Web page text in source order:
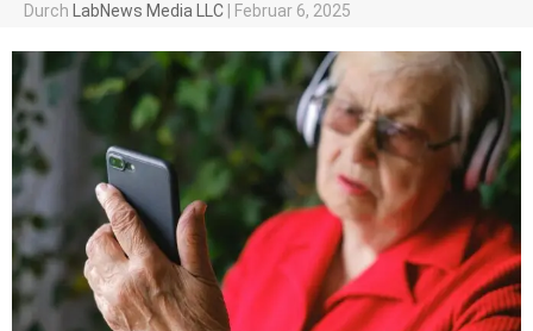
Durch LabNews Media LLC Februar 6, 2025